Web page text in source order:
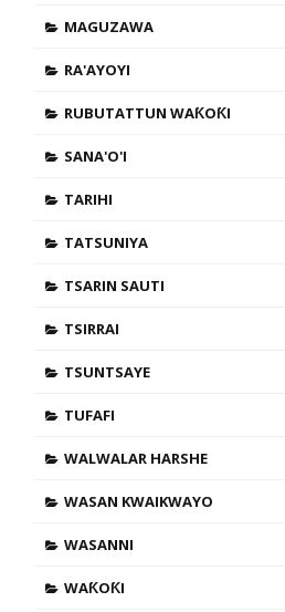
MAGUZAWA
RA'AYOYI
RUBUTATTUN WAƘOƘI
SANA'O'I
TARIHI
TATSUNIYA
TSARIN SAUTI
TSIRRAI
TSUNTSAYE
TUFAFI
WALWALAR HARSHE
WASAN KWAIKWAYO
WASANNI
WAƘOƘI